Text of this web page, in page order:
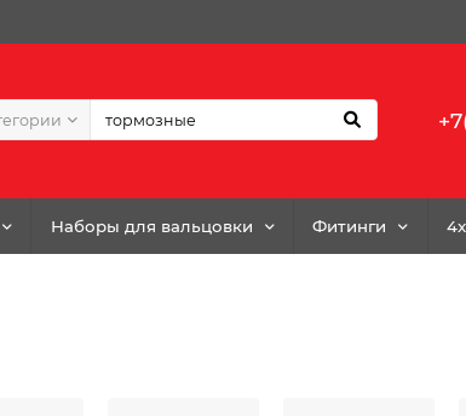
Наборы для вальцовки Фитинги